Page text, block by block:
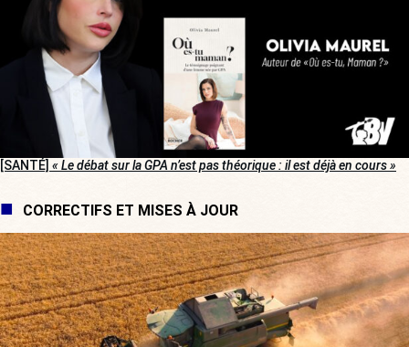
[SANTÉ] « Le débat sur la GPA n’est pas théorique : il est déjà en cours »
CORRECTIFS ET MISES À JOUR